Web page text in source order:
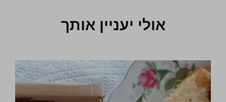
אולי יעניין אותך